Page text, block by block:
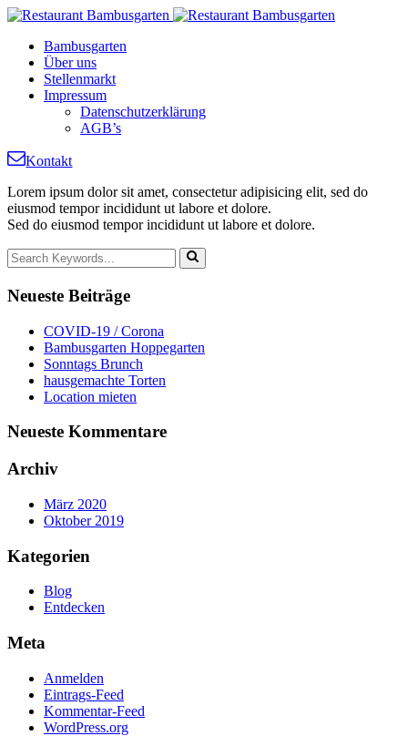
Bambusgarten
Über uns
Stellenmarkt
Impressum
Datenschutzerklärung
AGB’s
Kontakt
Lorem ipsum dolor sit amet, consectetur adipisicing elit, sed do
eiusmod tempor incididunt ut labore et dolore.
Sed do eiusmod tempor incididunt ut labore et dolore.
Neueste Beiträge
COVID-19 / Corona
Bambusgarten Hoppegarten
Sonntags Brunch
hausgemachte Torten
Location mieten
Neueste Kommentare
Archiv
März 2020
Oktober 2019
Kategorien
Blog
Entdecken
Meta
Anmelden
Eintrags-Feed
Kommentar-Feed
WordPress.org